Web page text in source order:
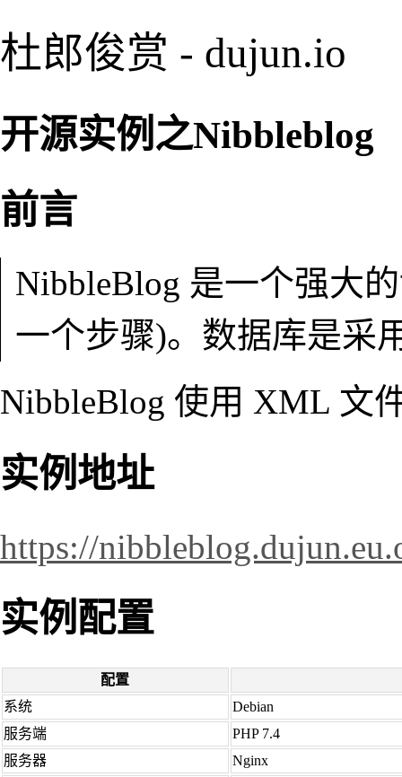
杜郎俊赏 - dujun.io
开源实例之Nibbleblog
前言
NibbleBlog 是一个强大
一个步骤)。数据库是采
NibbleBlog 使用 XML 文
实例地址
https://
实例配置
配置
系统
Debian
服务端
PHP 7.4
服务器
Nginx